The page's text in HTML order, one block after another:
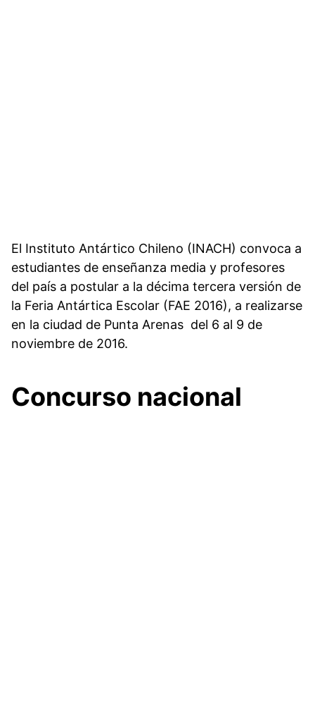
El Instituto Antártico Chileno (INACH) convoca a
estudiantes de enseñanza media y profesores
del país a postular a la décima tercera versión de
la Feria Antártica Escolar (FAE 2016), a realizarse
en la ciudad de Punta Arenas del 6 al 9 de
noviembre de 2016.
Concurso nacional